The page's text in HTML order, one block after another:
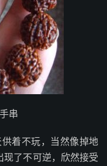
串
着不玩，当然像掉地
现了不可逆，欣然接受